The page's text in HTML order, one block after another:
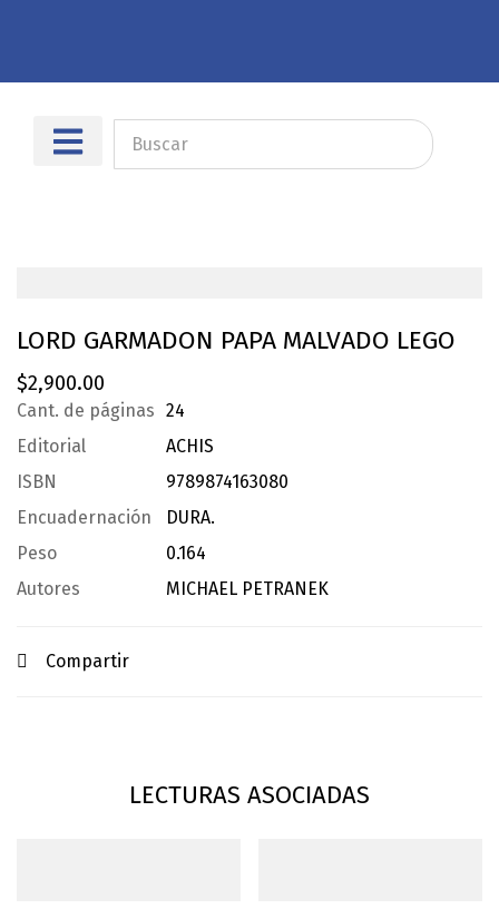
LORD GARMADON PAPA MALVADO LEGO
$2,900.00
Cant. de páginas 24
Editorial
ACHIS
ISBN
9789874163080
Encuadernación
DURA.
Peso
0.164
Autores
MICHAEL PETRANEK
Compartir
LECTURAS ASOCIADAS